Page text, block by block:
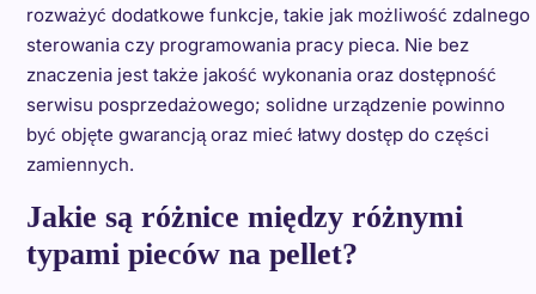
rozważyć dodatkowe funkcje, takie jak możliwość zdalnego
sterowania czy programowania pracy pieca. Nie bez
znaczenia jest także jakość wykonania oraz dostępność
serwisu posprzedażowego; solidne urządzenie powinno
być objęte gwarancją oraz mieć łatwy dostęp do części
zamiennych.
Jakie są różnice między różnymi
typami pieców na pellet?